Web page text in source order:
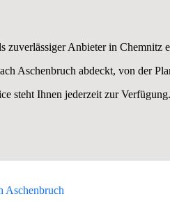
zuverlässiger Anbieter in Chemnitz
Aschenbruch abdeckt, von der
steht Ihnen jederzeit zur
Aschenbruch